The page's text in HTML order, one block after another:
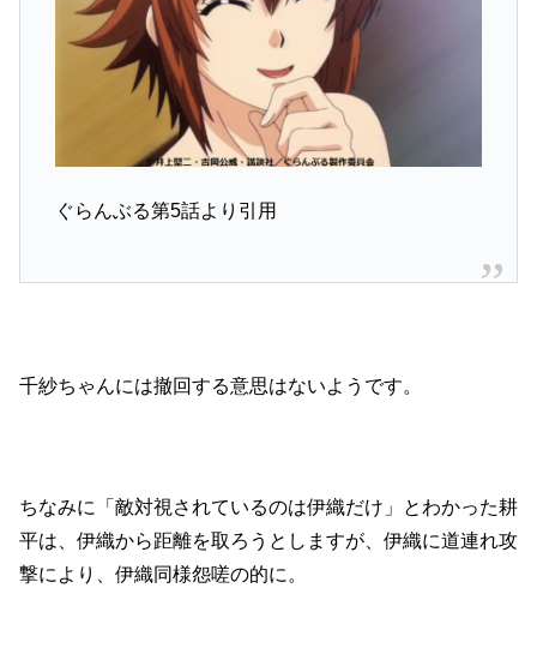
ぐらんぶる第5話より引用
千紗ちゃんには撤回する意思はないようです。
ちなみに「敵対視されているのは伊織だけ」とわかった耕
平は、伊織から距離を取ろうとしますが、伊織に道連れ攻
撃により、伊織同様怨嗟の的に。